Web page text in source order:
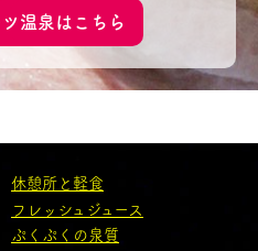
温泉はこちら
休憩所と軽食
フレッシュジュース
ぷくぷくの泉質